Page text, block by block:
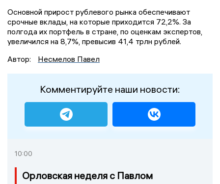
Основной прирост рублевого рынка обеспечивают
срочные вклады, на которые приходится 72,2%. За
полгода их портфель в стране, по оценкам экспертов,
увеличился на 8,7%, превысив 41,4 трлн рублей.
Автор:
Несмелов Павел
Комментируйте наши новости:
10:00
Орловская неделя с Павлом